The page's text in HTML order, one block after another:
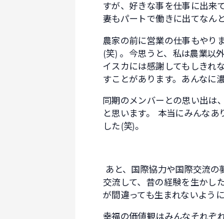
すが、好きな事を仕事に出来
妻もパートで働きに出てなん
農家の前に営業の仕事もやり
(笑) 。今思うと、私は農業以
イスカには感謝してもしきれ
すことがあります。あんなに
同期のメンバーとの思い出は
と思います。 本当にみんな
した(笑)。
あと、国際協力や国際交流
交流して、昔の経験を生かし
が間違っても生まれないよう
幸福の価値観はみんなそれぞ